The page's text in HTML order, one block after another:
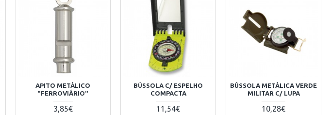
APITO METÁLICO
"FERROVIÁRIO"
3,85€
BÚSSOLA C/ ESPELHO
COMPACTA
11,54€
BÚSSOLA METÁLICA VERDE
MILITAR C/ LUPA
10,28€